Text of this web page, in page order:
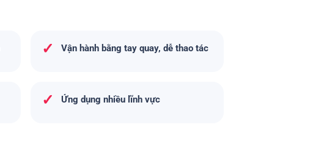
✓ Vận hành bằng tay quay, dễ thao tác
✓ Ứng dụng nhiều lĩnh vực